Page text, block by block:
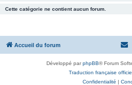
Cette catégorie ne contient aucun forum.
Accueil du forum
Développé parphpBB® Forum
Traduction française
Confidentialité |